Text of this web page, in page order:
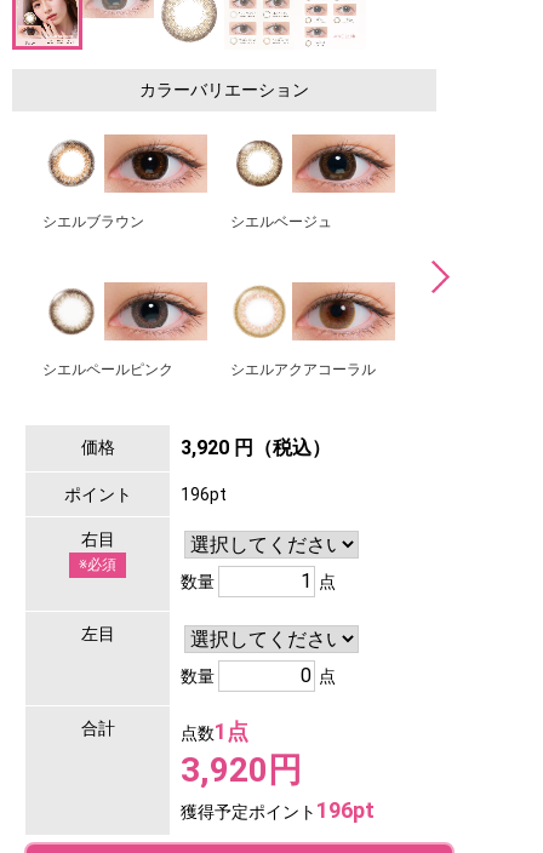
カラーバリエーション
シエルブラウン シエルベージュ
シエルペールピンク シエルアクアコーラル
価格 3,920 円（税込）
ポイント 196pt
右目
※必須
数量 点
左目
数量 点
合計 点数1点
3,920円
獲得予定ポイント 196pt